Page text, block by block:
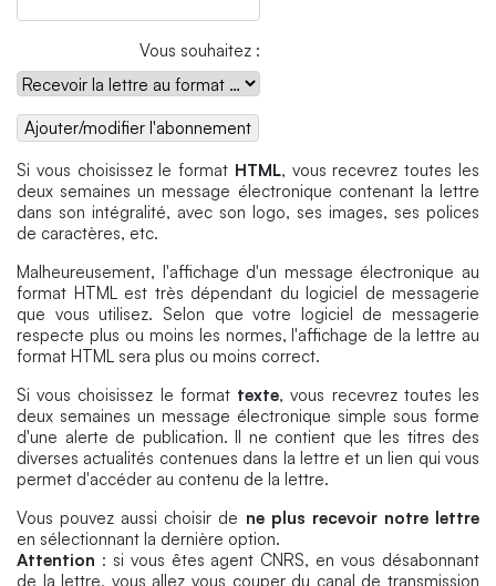
Vous souhaitez :
Si vous choisissez le format HTML, vous recevrez toutes les
deux semaines un message électronique contenant la lettre
dans son intégralité, avec son logo, ses images, ses polices
de caractères, etc.
Malheureusement, l'affichage d'un message électronique au
format HTML est très dépendant du logiciel de messagerie
que vous utilisez. Selon que votre logiciel de messagerie
respecte plus ou moins les normes, l'affichage de la lettre au
format HTML sera plus ou moins correct.
Si vous choisissez le format texte, vous recevrez toutes les
deux semaines un message électronique simple sous forme
d'une alerte de publication. Il ne contient que les titres des
diverses actualités contenues dans la lettre et un lien qui vous
permet d'accéder au contenu de la lettre.
Vous pouvez aussi choisir de ne plus recevoir notre lettre
en sélectionnant la dernière option.
Attention : si vous êtes agent CNRS, en vous désabonnant
de la lettre, vous allez vous couper du canal de transmission